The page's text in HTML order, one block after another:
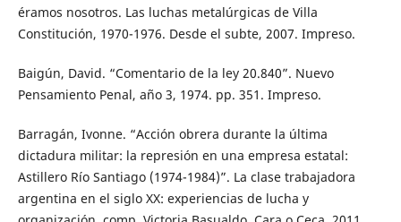
éramos nosotros. Las luchas metalúrgicas de Villa
Constitución, 1970-1976. Desde el subte, 2007. Impreso.
Baigún, David. “Comentario de la ley 20.840”. Nuevo
Pensamiento Penal, año 3, 1974. pp. 351. Impreso.
Barragán, Ivonne. “Acción obrera durante la última
dictadura militar: la represión en una empresa estatal:
Astillero Río Santiago (1974-1984)”. La clase trabajadora
argentina en el siglo XX: experiencias de lucha y